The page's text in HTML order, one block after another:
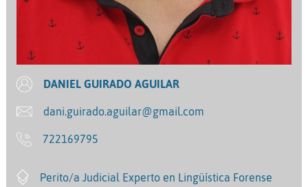
DANIEL GUIRADO AGUILAR
dani.guirado.aguilar@gmail.com
722169795
Perito/a Judicial Experto en Lingüística Forense